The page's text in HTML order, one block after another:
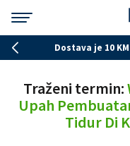
Dostava je 10
Traženi termin:
Upah
Tidur Di